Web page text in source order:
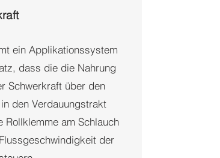
ein Applikationssystem
dass die die Nahrung
Schwerkraft über den
den Verdauungstrakt
Rollklemme am Schlauch
der